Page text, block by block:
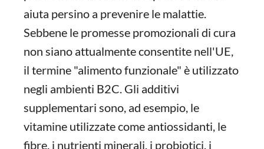
aiuta persino a prevenire le malattie.
Sebbene le promesse promozionali di cura
non siano attualmente consentite nell'UE,
il termine "alimento funzionale" è utilizzato
negli ambienti B2C. Gli additivi
supplementari sono, ad esempio, le
vitamine utilizzate come antiossidanti, le
fibre, i nutrienti minerali, i probiotici, i